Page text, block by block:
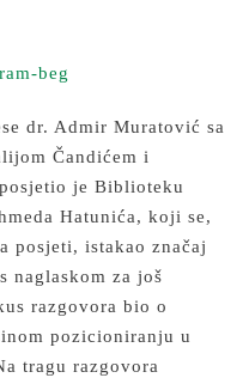
dr. Admir Muratović sa
Čandićem i
je Biblioteku
Hatunića, koji se,
posjeti, istakao značaj
naglaskom za još
razgovora bio o
pozicioniranju u
tragu razgovora